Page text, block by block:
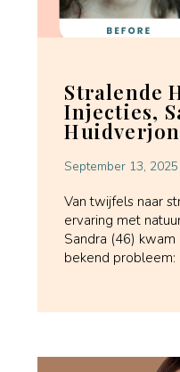
Stralende
Injecties,
September 13, 2025
Van twijfels naar
ervaring met
Sandra (46)
bekend probleem: